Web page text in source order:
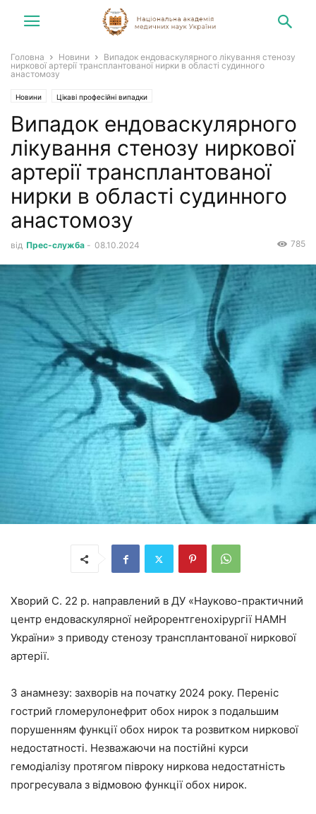
Головна Новини
Випадок ендоваскулярного лікування стенозу
ниркової артерії трансплантованої нирки в області судинного
анастомозу
Новини Цікаві професійні випадки
Випадок ендоваскулярного
лікування стенозу ниркової
артерії трансплантованої
нирки в області судинного
анастомозу
від Прес-служба - 08.10.2024 785
Хворий С. 22 р. направлений в ДУ «Науково-практичний
центр ендоваскулярної нейрорентгенохірургії НАМН
України» з приводу стенозу трансплантованої ниркової
артерії.
З анамнезу: захворів на початку 2024 року. Переніс
гострий гломерулонефрит обох нирок з подальшим
порушенням функції обох нирок та розвитком ниркової
недостатності. Незважаючи на постійні курси
гемодіалізу протягом півроку ниркова недостатність
прогресувала з відмовою функції обох нирок.